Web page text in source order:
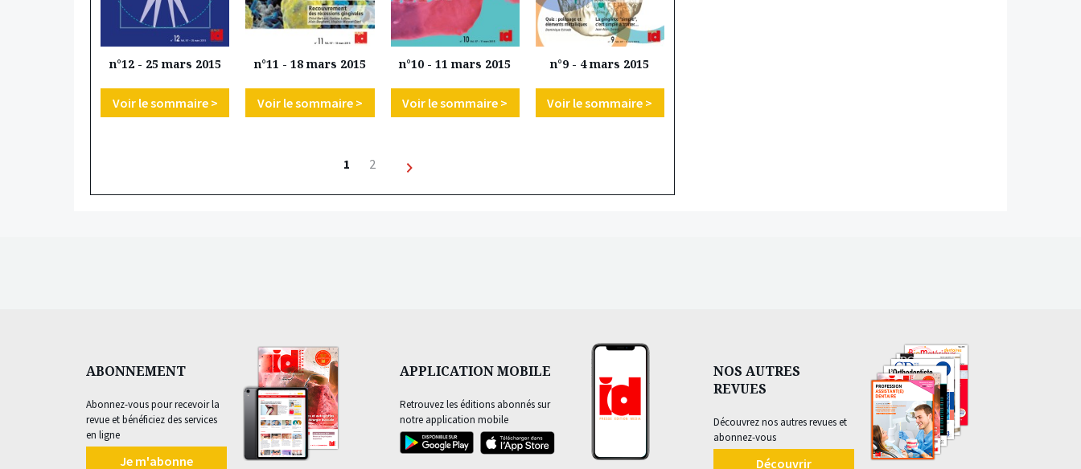
n°12 - 25 mars 2015
Voir le sommaire >
n°11 - 18 mars 2015
Voir le sommaire >
n°10 - 11 mars 2015
Voir le sommaire >
n°9 - 4 mars 2015
Voir le sommaire >
des
1
2
ABONNEMENT
Abonnez-vous pour recevoir la
revue et bénéficiez des services
en ligne
Je m'abonne
APPLICATION MOBILE
Retrouvez les éditions abonnés sur
notre application mobile
NOS AUTRES
REVUES
Découvrez nos autres revues et
abonnez-vous
Découvrir